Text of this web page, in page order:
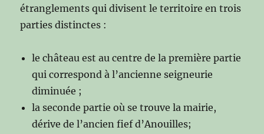
étranglements qui divisent le territoire en trois
parties distinctes :
le château est au centre de la première partie
qui correspond à l’ancienne seigneurie
diminuée ;
la seconde partie où se trouve la mairie,
dérive de l’ancien fief d’Anouilles;